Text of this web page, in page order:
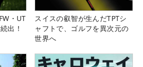
・UT
出！
スイスの叡智が生んだTPTシ
ャフトで、ゴルフを異次元の
世界へ